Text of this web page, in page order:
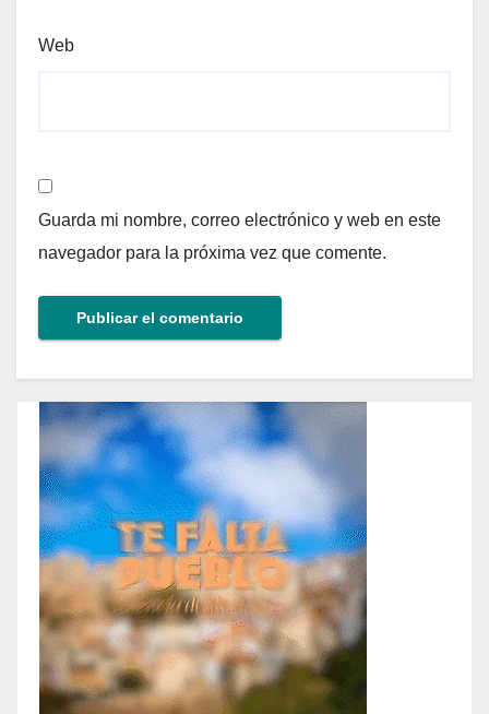
Web
Guarda mi nombre, correo electrónico y web en este
navegador para la próxima vez que comente.